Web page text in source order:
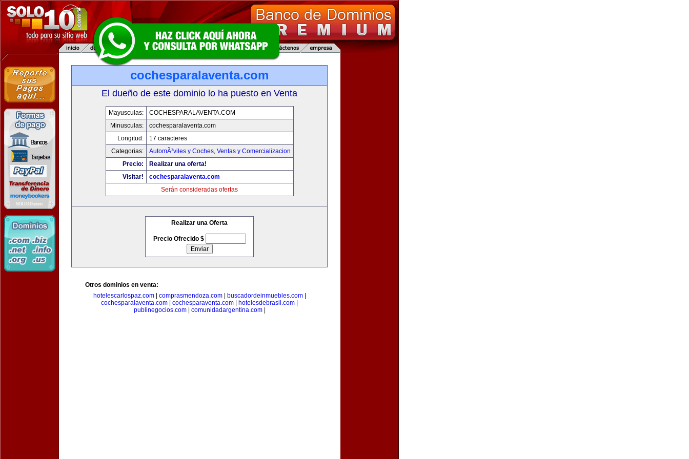
cochesparalaventa.com
El dueño de este dominio lo ha puesto en Venta
Mayusculas:
COCHESPARALAVENTA.COM
Minusculas:
cochesparalaventa.com
Longitud:
17 caracteres
Categorias:
AutomÃ³viles y Coches, Ventas y Comercializacion
Precio:
Realizar una oferta!
Visitar!
cochesparalaventa.com
Serán consideradas ofertas
Realizar una Oferta
Precio Ofrecido $
Otros dominios en venta:
hotelescarlospaz.com| comprasmendoza.com| buscadordeinmuebles.com|
cochesparalaventa.com
cochesparaventa.com hotelesdebrasil.com
publinegocios.com| comunidadargentina.com|